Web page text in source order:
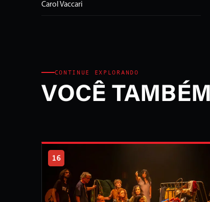
Carol Vaccari
CONTINUE EXPLORANDO
VOCÊ
16